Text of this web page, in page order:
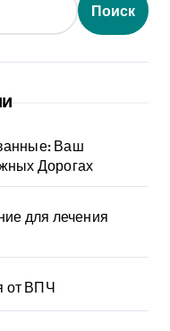
Поиск
Ваш
Дорогах
для лечения
от ВПЧ